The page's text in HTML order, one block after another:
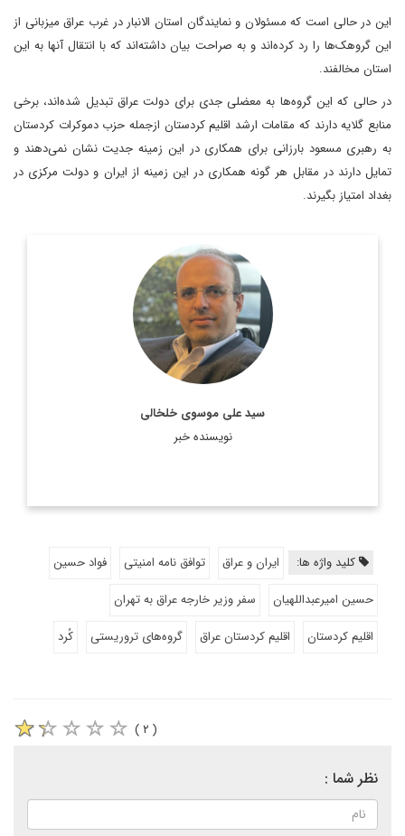
این در حالی است که مسئولان و نمایندگان استان الانبار در غرب عراق میزبانی از
این گروهک‌ها را رد کرده‌اند و به صراحت بیان داشته‌اند که با انتقال آنها به این
استان مخالفند.
در حالی که این گروه‌ها به معضلی جدی برای دولت عراق تبدیل شده‌اند، برخی
منابع گلایه دارند که مقامات ارشد اقلیم کردستان ازجمله حزب دموکرات کردستان
به رهبری مسعود بارزانی برای همکاری در این زمینه جدیت نشان نمی‌دهند و
تمایل دارند در مقابل هر گونه همکاری در این زمینه از ایران و دولت مرکزی در
بغداد امتیاز بگیرند.
سید علی موسوی خلخالی
نویسنده خبر
روزنامه نگار، نویسنده، مترجم و سردبیر دیپلماسی ایرانی.
اطلاعات بیشتر
کلید واژه ها: ایران و عراق توافق نامه امنیتی
فواد حسین
حسین امیرعبداللهیان
سفر وزیر خارجه عراق به تهران
اقلیم کردستان
اقلیم کردستان عراق گروه‌های تروریستی کُرد
( ۲ )
نظر شما :